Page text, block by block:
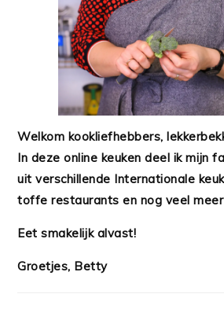
Welkom kookliefhebbers,
In deze online keuken deel ik mijn
uit verschillende Internationale
toffe restaurants en nog veel
Eet smakelijk alvast!
Groetjes, Betty